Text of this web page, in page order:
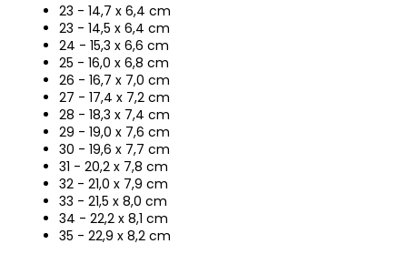
23 - 14,7 x 6,4 cm
23 - 14,5 x 6,4 cm
24 - 15,3 x 6,6 cm
25 - 16,0 x 6,8 cm
26 - 16,7 x 7,0 cm
27 - 17,4 x 7,2 cm
28 - 18,3 x 7,4 cm
29 - 19,0 x 7,6 cm
30 - 19,6 x 7,7 cm
31 - 20,2 x 7,8 cm
32 - 21,0 x 7,9 cm
33 - 21,5 x 8,0 cm
34 - 22,2 x 8,1 cm
35 - 22,9 x 8,2 cm